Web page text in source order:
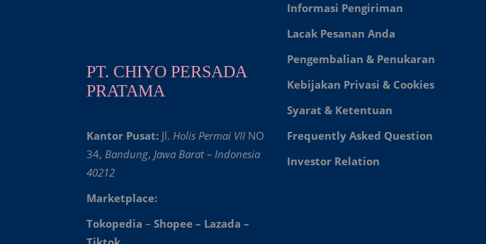
PT. CHIYO PERSADA
PRATAMA
Kantor Pusat: Jl. Holis Permai VII NO
34, Bandung, Jawa Barat – Indonesia
40212
Marketplace:
Tokopedia – Shopee – Lazada –
Informasi Pengiriman
Lacak Pesanan Anda
Pengembalian & Penukaran
Kebijakan Privasi & Cookies
Syarat & Ketentuan
Frequently Asked Question
Investor Relation